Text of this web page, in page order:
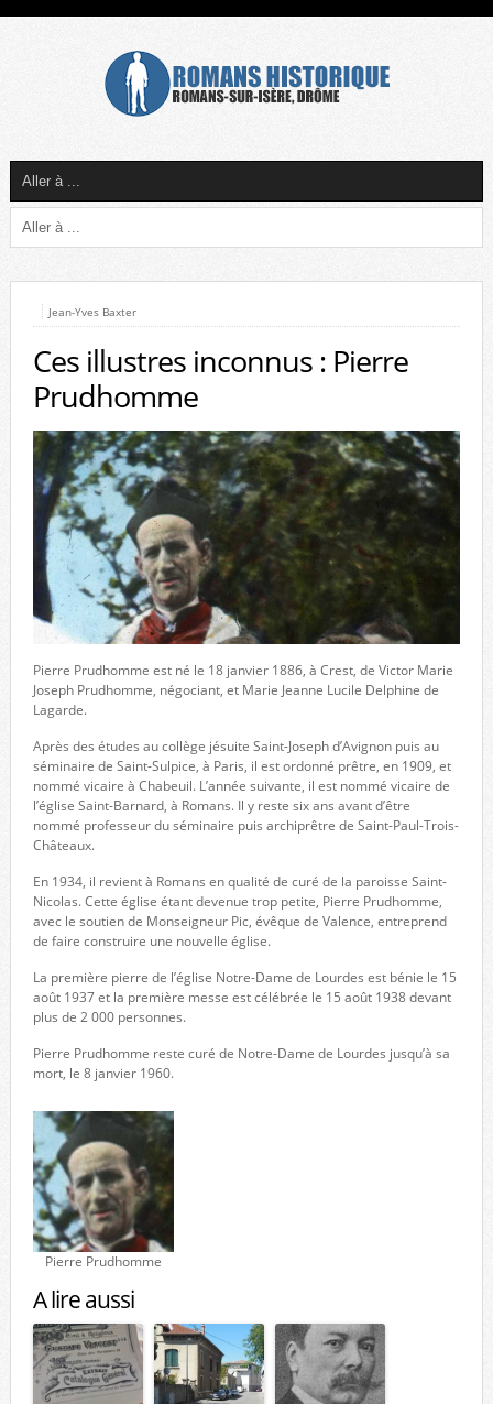
Jean-Yves Baxter
Ces illustres inconnus : Pierre
Prudhomme
Pierre Prudhomme est né le 18 janvier 1886, à Crest, de Victor Marie
Joseph Prudhomme, négociant, et Marie Jeanne Lucile Delphine de
Lagarde.
Après des études au collège jésuite Saint-Joseph d’Avignon puis au
séminaire de Saint-Sulpice, à Paris, il est ordonné prêtre, en 1909, et
nommé vicaire à Chabeuil. L’année suivante, il est nommé vicaire de
l’église Saint-Barnard, à Romans. Il y reste six ans avant d’être
nommé professeur du séminaire puis archiprêtre de Saint-Paul-Trois-
Châteaux.
En 1934, il revient à Romans en qualité de curé de la paroisse Saint-
Nicolas. Cette église étant devenue trop petite, Pierre Prudhomme,
avec le soutien de Monseigneur Pic, évêque de Valence, entreprend
de faire construire une nouvelle église.
La première pierre de l’église Notre-Dame de Lourdes est bénie le 15
août 1937 et la première messe est célébrée le 15 août 1938 devant
plus de 2 000 personnes.
Pierre Prudhomme reste curé de Notre-Dame de Lourdes jusqu’à sa
mort, le 8 janvier 1960.
Pierre Prudhomme
A lire aussi